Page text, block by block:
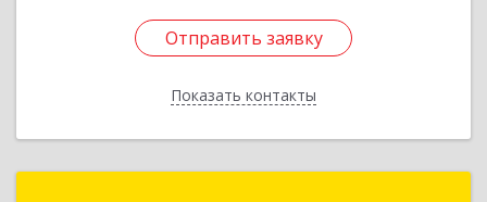
Отправить заявку
Показать контакты
Отправить заявку
Назад